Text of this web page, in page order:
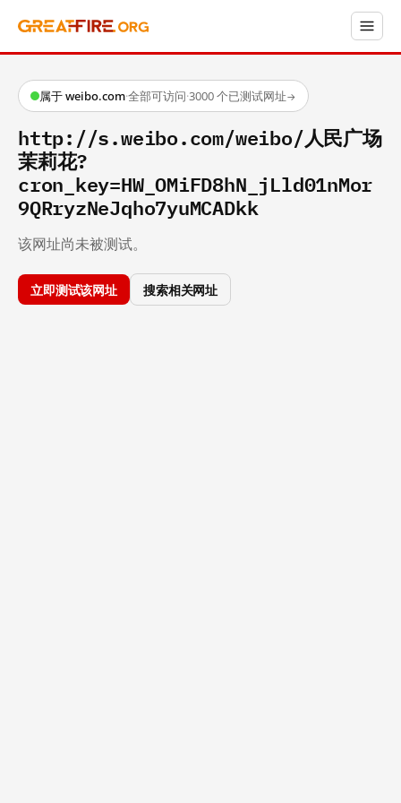
属于 weibo.com·全部可访问·3000 个已测试网址→
http://s.weibo.com/weibo/人民广场
茉莉花?
cron_key=HW_OMiFD8hN_jLld01nMor
9QRryzNeJqho7yuMCADkk
该网址尚未被测试。
立即测试该网址 搜索相关网址